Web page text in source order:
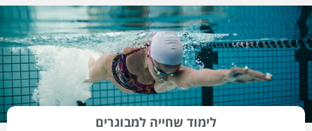
לימוד שחייה למבוגרים